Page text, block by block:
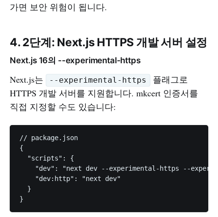
가면 보안 위험이 됩니다.
4. 2단계: Next.js HTTPS 개발 서버 설정
Next.js 16의 --experimental-https
Next.js는 --experimental-https
플래그로
HTTPS 개발 서버를 지원합니다. mkcert 인증서를
직접 지정할 수도 있습니다:
// package.json
{
  "scripts": {
"dev": "next dev --experimental-https --
    "dev:http": "next dev"
  }